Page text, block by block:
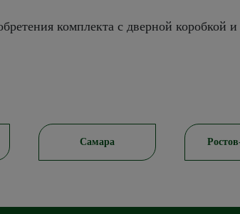
комплекта с дверной коробкой
Самара